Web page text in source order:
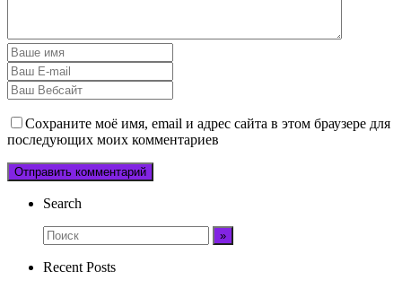
Сохраните моё имя, email и адрес сайта в этом браузере для
последующих моих комментариев
Search
Recent Posts